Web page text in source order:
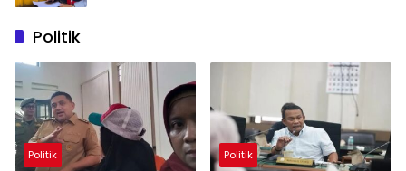
Politik
Politik Politik